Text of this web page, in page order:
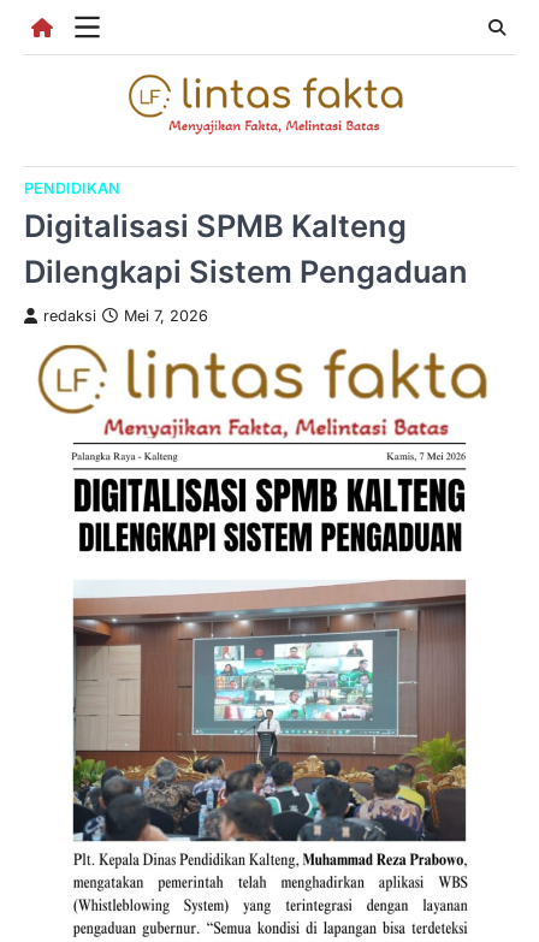
PENDIDIKAN
Digitalisasi SPMB Kalteng
Dilengkapi Sistem Pengaduan
redaksi Mei 7, 2026